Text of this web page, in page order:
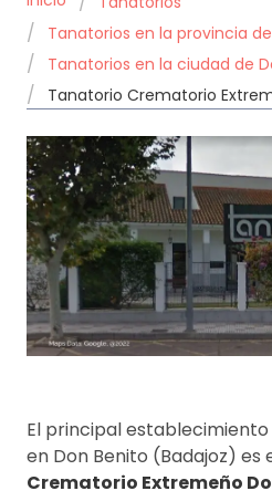
Tanatorios en la provincia
Tanatorios en la ciudad de
Tanatorio Crematorio
El principal
en Don Benito (Badajoz) es
Crematorio Extremeño